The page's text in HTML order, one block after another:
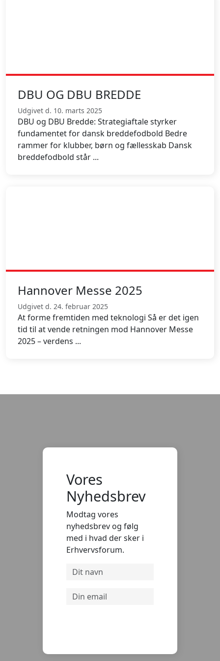
DBU OG DBU BREDDE
Udgivet d. 10. marts 2025
DBU og DBU Bredde: Strategiaftale styrker
fundamentet for dansk breddefodbold Bedre
rammer for klubber, børn og fællesskab Dansk
breddefodbold står ...
Hannover Messe 2025
Udgivet d. 24. februar 2025
At forme fremtiden med teknologi Så er det igen
tid til at vende retningen mod Hannover Messe
2025 – verdens ...
Vores
Nyhedsbrev
Modtag vores
nyhedsbrev og følg
med i hvad der sker i
Erhvervsforum.